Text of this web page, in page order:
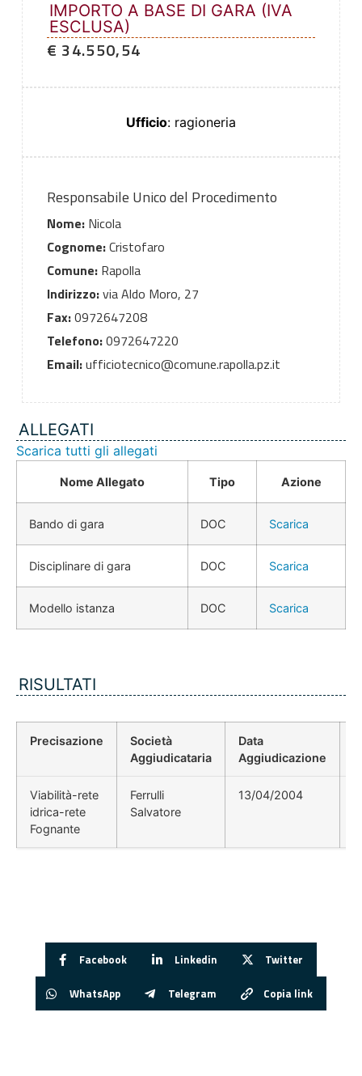
IMPORTO A BASE DI GARA (IVA
ESCLUSA)
€ 34.550,54
Ufficio: ragioneria
Responsabile Unico del Procedimento
Nome:Nicola
Cognome:Cristofaro
Comune:Rapolla
Indirizzo:via Aldo Moro, 27
Fax:0972647208
Telefono:0972647220
Email:ufficiotecnico@comune.rapolla.pz.it
ALLEGATI
Scarica tutti gli allegati
Nome Allegato Tipo Azione
Bando di gara DOC Scarica
Disciplinare di gara DOC Scarica
Modello istanza DOC Scarica
RISULTATI
Precisazione
Società
Aggiudicataria
Data
Aggiudicazione
Viabilità-rete
idrica-rete
Fognante
Ferrulli
Salvatore
13/04/2004
Facebook Linkedin Twitter
WhatsApp Telegram Copia link